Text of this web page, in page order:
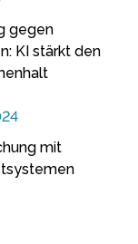
gegen
KI stärkt den
mit